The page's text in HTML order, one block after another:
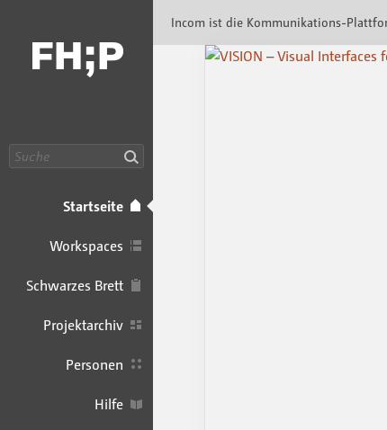
Startseite
Workspaces
Schwarzes Brett
Projektarchiv
Personen
Hilfe
Incom ist die Kommunikations-